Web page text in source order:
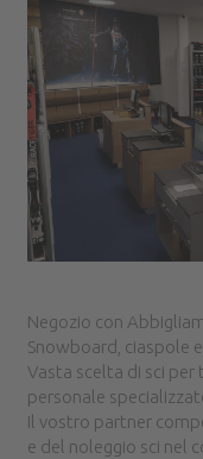
Negozio con
Snowboard, ciaspole
Vasta scelta di sci
personale
Il vostro partner
e del noleggio sci nel